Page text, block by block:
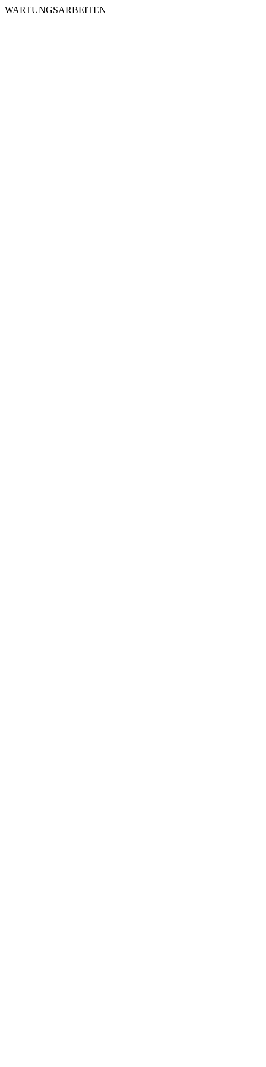
WARTUNGSARBEITEN